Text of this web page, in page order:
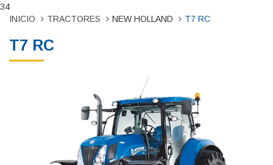
34
INICIO
TRACTORES NEW HOLLAND T7 RC
T7 RC